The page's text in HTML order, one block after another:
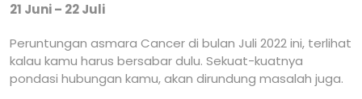
21 Juni – 22 Juli
Peruntungan asmara Cancer di bulan Juli 2022 ini, terlihat
kalau kamu harus bersabar dulu. Sekuat-kuatnya
pondasi hubungan kamu, akan dirundung masalah juga.